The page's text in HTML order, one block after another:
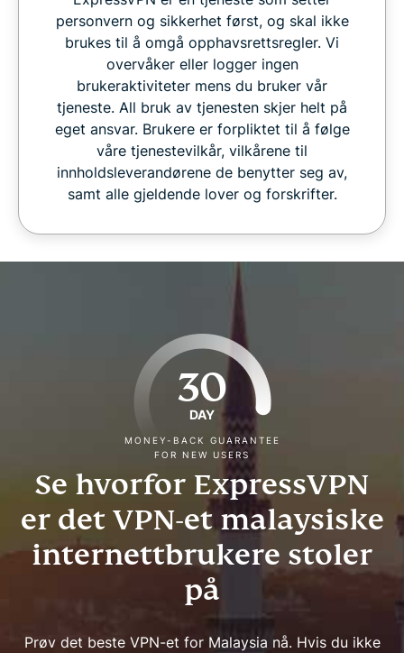
personvern og sikkerhet først, og skal ikke
brukes til å omgå opphavsrettsregler. Vi
overvåker eller logger ingen
brukeraktiviteter mens du bruker vår
tjeneste. All bruk av tjenesten skjer helt på
eget ansvar. Brukere er forpliktet til å følge
våre tjenestevilkår, vilkårene til
innholdsleverandørene de benytter seg av,
samt alle gjeldende lover og forskrifter.
30
DAY
MONEY-BACK GUARANTEE
FOR NEW USERS
Se hvorfor ExpressVPN
er det VPN-et malaysiske
internettbrukere stoler
på
Prøv det beste VPN-et for Malaysia nå. Hvis du ikke